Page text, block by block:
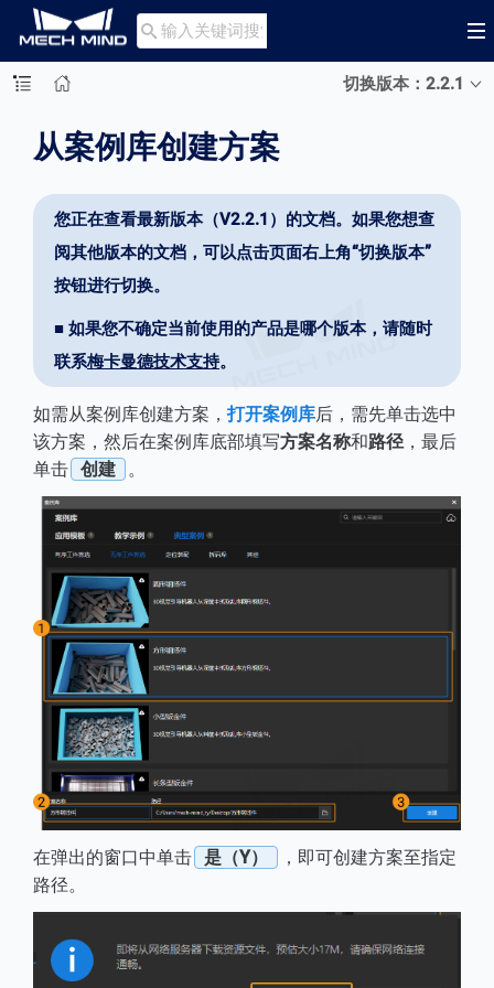

切换版本：2.2.1
从案例库创建方案
您正在查看最新版本（V2.2.1）的文档。如果您想查
阅其他版本的文档，可以点击页面右上角“切换版本”
按钮进行切换。
■ 如果您不确定当前使用的产品是哪个版本，请随时
联系梅卡曼德技术支持。
如需从案例库创建方案，打开案例库后，需先单击选中
该方案，然后在案例库底部填写方案名称和路径，最后
单击 创建 。
在弹出的窗口中单击 是（Y）
，即可创建方案至指定
路径。